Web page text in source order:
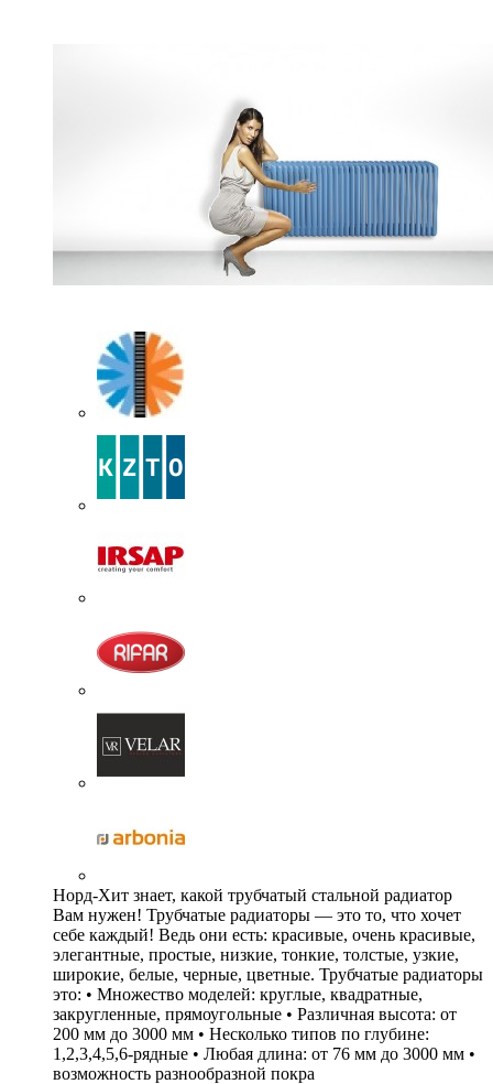
Норд-Хит знает, какой трубчатый стальной радиатор
Вам нужен! Трубчатые радиаторы — это то, что хочет
себе каждый! Ведь они есть: красивые, очень красивые,
элегантные, простые, низкие, тонкие, толстые, узкие,
широкие, белые, черные, цветные. Трубчатые радиаторы
это: • Множество моделей: круглые, квадратные,
закругленные, прямоугольные • Различная высота: от
200 мм до 3000 мм • Несколько типов по глубине:
1,2,3,4,5,6-рядные • Любая длина: от 76 мм до 3000 мм •
возможность разнообразной покра